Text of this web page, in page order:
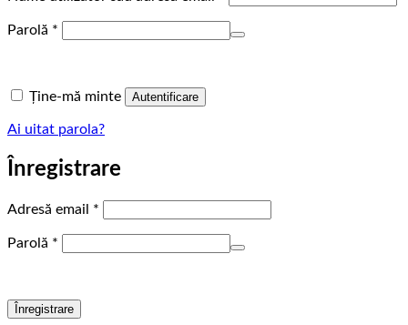
Parolă *
Ține-mă minte Autentificare
Ai uitat parola?
Înregistrare
Adresă email *
Parolă *
Înregistrare